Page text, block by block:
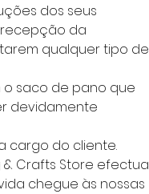
dos seus
recepção da
qualquer tipo de
o saco de pano que
devidamente
cargo do cliente.
& Crafts Store efectua
chegue às nossas